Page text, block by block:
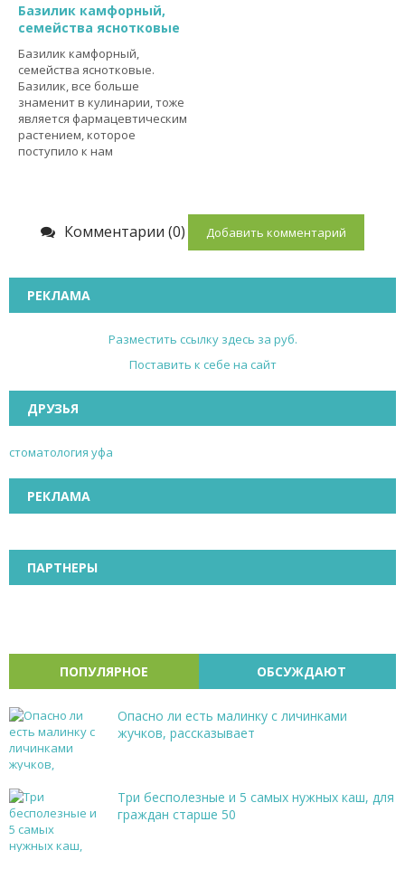
Базилик камфорный,
семейства яснотковые
Базилик камфорный,
семейства яснотковые.
Базилик, все больше
знаменит в кулинарии, тоже
является фармацевтическим
растением, которое
поступило к нам
Комментарии (0) Добавить комментарий
РЕКЛАМА
Разместить ссылку здесь за руб.
Поставить к себе на сайт
ДРУЗЬЯ
стоматология уфа
РЕКЛАМА
ПАРТНЕРЫ
ПОПУЛЯРНОЕ ОБСУЖДАЮТ
Опасно ли есть малинку с личинками
жучков, рассказывает
Три бесполезные и 5 самых нужных каш, для
граждан старше 50